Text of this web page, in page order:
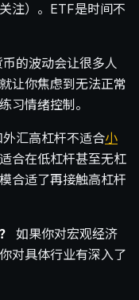
注）。ETF是时间不
的波动会让很多人
让你焦虑到无法正常
习情绪控制。
汇高杠杆不适合小
合在低杠杆甚至无杠
合适了再接触高杠杆
如果你对宏观经济
对具体行业有深入了